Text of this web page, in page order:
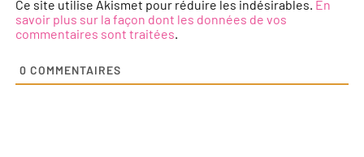
Ce site utilise Akismet pour réduire les indésirables. En
savoir plus sur la façon dont les données de vos
commentaires sont traitées
0 COMMENTAIRES